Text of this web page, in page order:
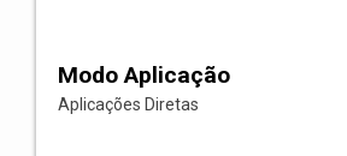
Modo Aplicação
Aplicações Diretas